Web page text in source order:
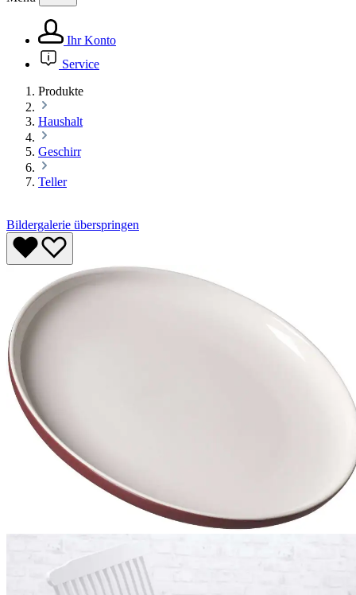
Ihr Konto
Service
Produkte
Haushalt
Geschirr
Teller
Bildergalerie überspringen